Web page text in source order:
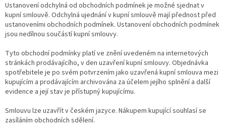
Ustanovení odchylná od obchodních podmínek je možné sjednat v
kupní smlouvě. Odchylná ujednání v kupní smlouvě mají přednost před
ustanoveními obchodních podmínek. Ustanovení obchodních podmínek
jsou nedílnou součástí kupní smlouvy.
Tyto obchodní podmínky platí ve znění uvedeném na internetových
stránkách prodávajícího, v den uzavření kupní smlouvy. Objednávka
spotřebitele je po svém potvrzením jako uzavřená kupní smlouva mezi
kupujícím a prodávajícím archivována za účelem jejího splnění a další
evidence a její stav je přístupný kupujícímu.
Smlouvu lze uzavřít v českém jazyce. Nákupem kupující souhlasí se
zasíláním obchodních sdělení.